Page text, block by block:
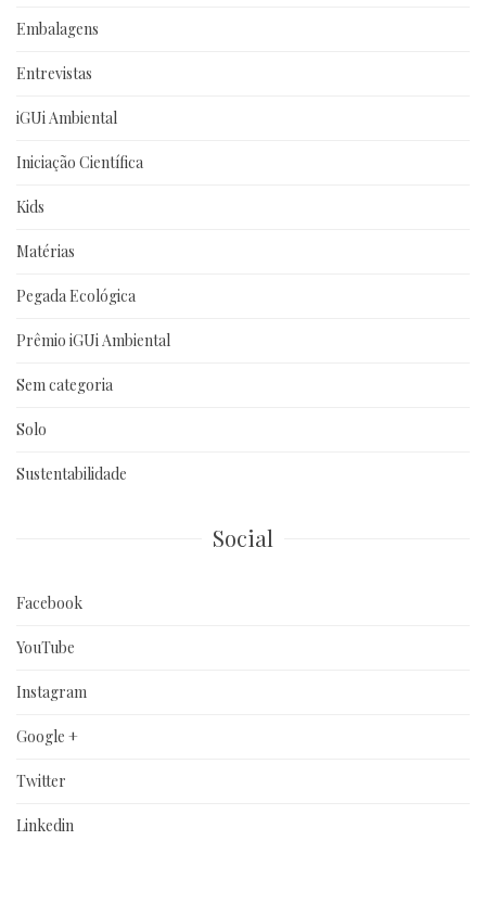
Embalagens
Entrevistas
iGUi Ambiental
Iniciação Científica
Kids
Matérias
Pegada Ecológica
Prêmio iGUi Ambiental
Sem categoria
Solo
Sustentabilidade
Social
Facebook
YouTube
Instagram
Google +
Twitter
Linkedin